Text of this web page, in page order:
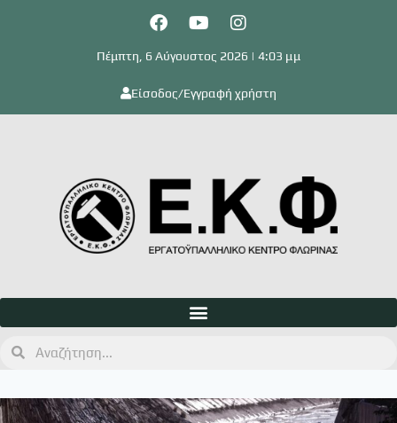
Πέμπτη, 6 Αύγουστος 2026 | 4:03 μμ
Είσοδος/Εγγραφή χρήστη